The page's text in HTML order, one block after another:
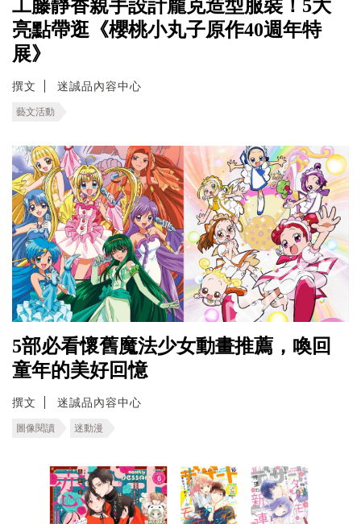
工藤靜香親手設計龐克造型服裝！5大
亮點帶逛《櫻桃小丸子原作40週年特
展》
撰文 迷誠品內容中心
藝文活動
5部必看懷舊魔法少女動畫推薦，喚回
童年的美好回憶
撰文 迷誠品內容中心
圖像閱讀 迷動漫